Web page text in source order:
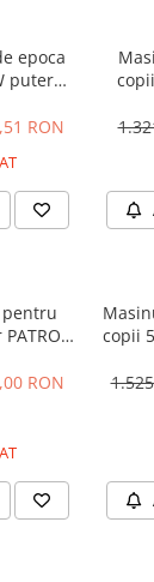
epoca
putere,
RON
White
RON
copii